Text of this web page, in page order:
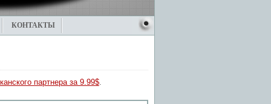
КОНТАКТЫ
партнера за 9.99$.